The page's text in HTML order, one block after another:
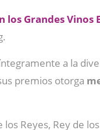
Grandes Vinos
a la
premios otorga
Reyes, Rey de